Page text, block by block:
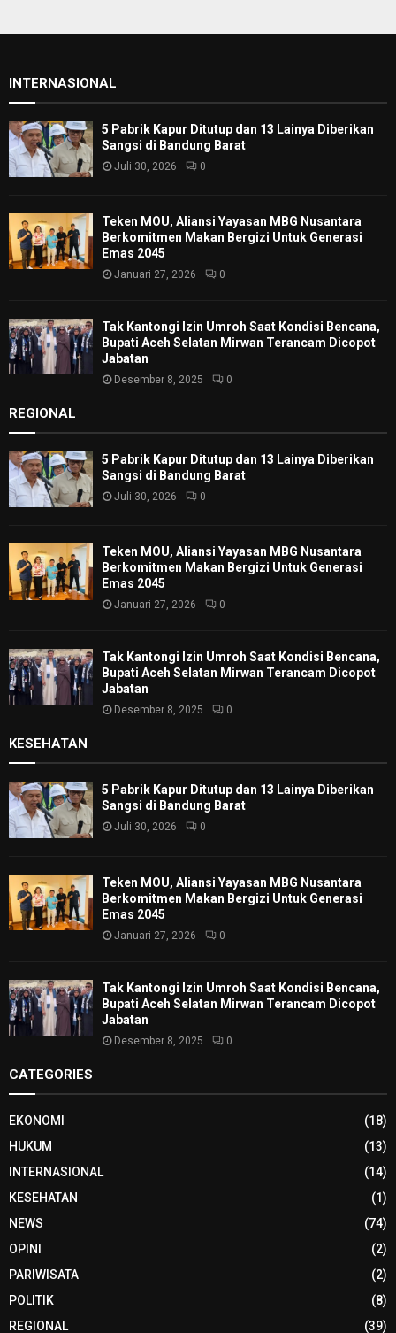
INTERNASIONAL
5 Pabrik Kapur Ditutup dan 13 Lainya Diberikan
Sangsi di Bandung Barat
Juli 30, 2026 0
Teken MOU, Aliansi Yayasan MBG Nusantara
Berkomitmen Makan Bergizi Untuk Generasi
Emas 2045
Januari 27, 2026 0
Tak Kantongi Izin Umroh Saat Kondisi Bencana,
Bupati Aceh Selatan Mirwan Terancam Dicopot
Jabatan
Desember 8, 2025 0
REGIONAL
5 Pabrik Kapur Ditutup dan 13 Lainya Diberikan
Sangsi di Bandung Barat
Juli 30, 2026 0
Teken MOU, Aliansi Yayasan MBG Nusantara
Berkomitmen Makan Bergizi Untuk Generasi
Emas 2045
Januari 27, 2026 0
Tak Kantongi Izin Umroh Saat Kondisi Bencana,
Bupati Aceh Selatan Mirwan Terancam Dicopot
Jabatan
Desember 8, 2025 0
KESEHATAN
5 Pabrik Kapur Ditutup dan 13 Lainya Diberikan
Sangsi di Bandung Barat
Juli 30, 2026 0
Teken MOU, Aliansi Yayasan MBG Nusantara
Berkomitmen Makan Bergizi Untuk Generasi
Emas 2045
Januari 27, 2026 0
Tak Kantongi Izin Umroh Saat Kondisi Bencana,
Bupati Aceh Selatan Mirwan Terancam Dicopot
Jabatan
Desember 8, 2025 0
CATEGORIES
EKONOMI
(18)
HUKUM
(13)
INTERNASIONAL
(14)
KESEHATAN
(1)
NEWS
(74)
OPINI
(2)
PARIWISATA
(2)
POLITIK
(8)
REGIONAL
(39)